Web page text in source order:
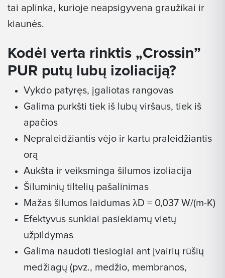
tai aplinka, kurioje neapsigyvena graužikai ir
kiaunės.
Kodėl verta rinktis „Crossin”
PUR putų lubų izoliaciją?
Vykdo patyręs, įgaliotas rangovas
Galima purkšti tiek iš lubų viršaus, tiek iš
apačios
Nepraleidžiantis vėjo ir kartu praleidžiantis
orą
Aukšta ir veiksminga šilumos izoliacija
Šiluminių tiltelių pašalinimas
Mažas šilumos laidumas λD = 0,037 W/(m-K)
Efektyvus sunkiai pasiekiamų vietų
užpildymas
Galima naudoti tiesiogiai ant įvairių rūšių
medžiagų (pvz., medžio, membranos,